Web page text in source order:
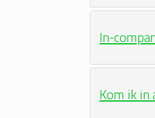
In-
Kom ik in